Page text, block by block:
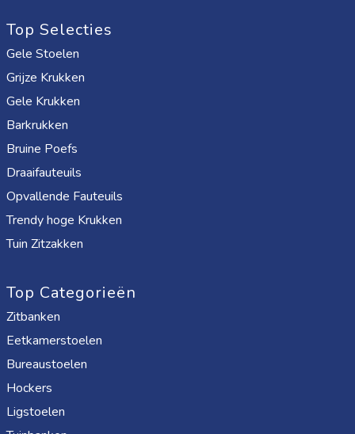
Top Selecties
Gele Stoelen
Grijze Krukken
Gele Krukken
Barkrukken
Bruine Poefs
Draaifauteuils
Opvallende Fauteuils
Trendy hoge Krukken
Tuin Zitzakken
Top Categorieën
Zitbanken
Eetkamerstoelen
Bureaustoelen
Hockers
Ligstoelen